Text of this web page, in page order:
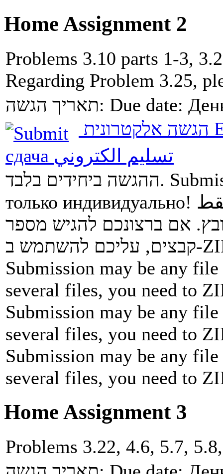
Home Assignment 2
Problems 3.10 parts 1-3,
Regarding Problem 3.25,
תאריך הגשה: Due date:
сдача تسليم الكتروني
ההגשה ביחידים בלבד.
только индивидуально!
אם ברצונכם להגיש מספר
Submission may be any
several files, you need to
Submission may be any
several files, you need to
Submission may be any
several files, you need to
Home Assignment 3
Problems 3.22, 4.6, 5.7,